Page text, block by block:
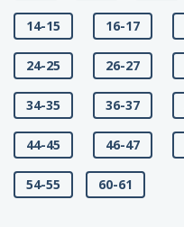
14-15 16-17
24-25 26-27
34-35 36-37
44-45 46-47
54-55 60-61